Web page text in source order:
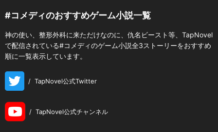
#コメディのおすすめゲーム小説一覧
神の使い、整形外科に来ただけなのに、仇名ビースト等、TapNovel
で配信されている#コメディのゲーム小説全3ストーリーをおすすめ
順に一覧表示しています。
/ TapNovel公式Twitter
/ TapNovel公式チャンネル